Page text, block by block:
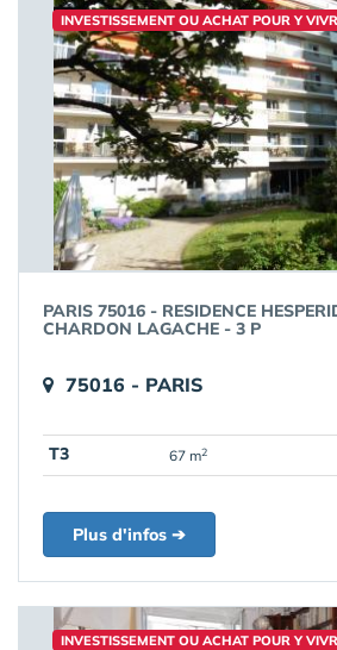
INVESTISSEMENT OU ACHAT POUR Y
PARIS 75016 - RESIDENCE
CHARDON LAGACHE - 3 P
75016 - PARIS
T3 67 m2
Plus d'infos ➔
INVESTISSEMENT OU ACHAT POUR Y